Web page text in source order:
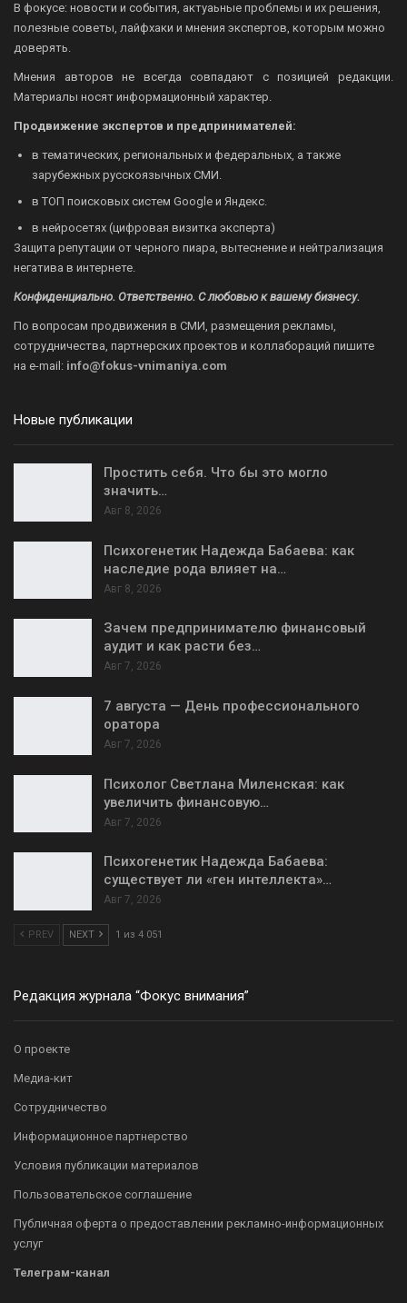
В фокусе: новости и события, актуаьные проблемы и их решения,
полезные советы, лайфхаки и мнения экспертов, которым можно
доверять.
Мнения авторов не всегда совпадают с позицией редакции.
Материалы носят информационный характер.
Продвижение экспертов и предпринимателей:
в тематических, региональных и федеральных, а также
зарубежных русскоязычных СМИ.
в ТОП поисковых систем Google и Яндекс.
в нейросетях (цифровая визитка эксперта)
Защита репутации от черного пиара, вытеснение и нейтрализация
негатива в интернете.
Конфиденциально. Ответственно. С любовью к вашему бизнесу.
По вопросам продвижения в СМИ, размещения рекламы,
сотрудничества, партнерских проектов и коллабораций пишите
на e-mail: info@fokus-vnimaniya.com
Новые публикации
Простить себя. Что бы это могло
значить…
Авг 8, 2026
Психогенетик Надежда Бабаева: как
наследие рода влияет на…
Авг 8, 2026
Зачем предпринимателю финансовый
аудит и как расти без…
Авг 7, 2026
7 августа — День профессионального
оратора
Авг 7, 2026
Психолог Светлана Миленская: как
увеличить финансовую…
Авг 7, 2026
Психогенетик Надежда Бабаева:
существует ли «ген интеллекта»…
Авг 7, 2026
PREV NEXT 1 из 4 051
Редакция журнала “Фокус внимания”
О проекте
Медиа-кит
Сотрудничество
Информационное партнерство
Условия публикации материалов
Пользовательское соглашение
Публичная оферта о предоставлении рекламно-информационных
услуг
Телеграм-канал